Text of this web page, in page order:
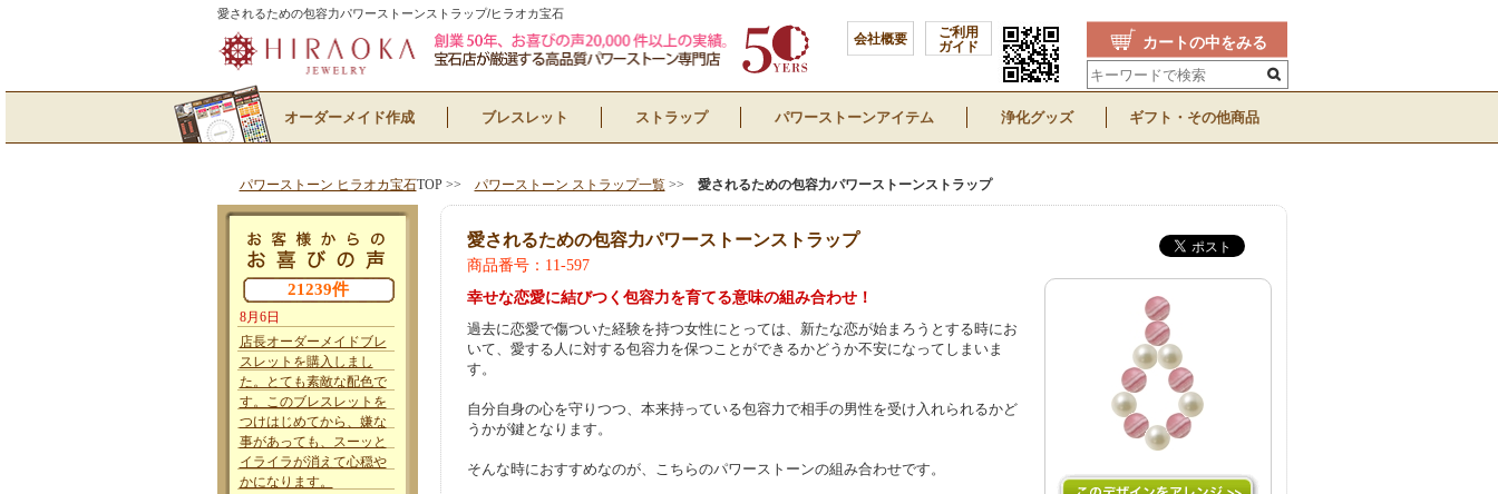
愛されるための包容力パワーストーンストラップ/ヒラオカ宝石
会社概要
ご利用
ガイド
カートの中をみる
オーダーメイド作成 ブレスレット ストラップ パワーストーンアイテム 浄化グッズ ギフト・その他商品
パワーストーン ヒラオカ宝石TOP >> パワーストーン ストラップ一覧>> 愛されるための包容力パワーストーンストラップ
21239件
8月6日
店長オーダーメイドブレ
スレットを購入しまし
た。とても素敵な配色で
す。このブレスレットを
つけはじめてから、嫌な
事があっても、スーッと
イライラが消えて心穏や
かになります。
愛されるための包容力パワーストーンストラップ
商品番号：11-597
幸せな恋愛に結びつく包容力を育てる意味の組み合わせ！
過去に恋愛で傷ついた経験を持つ女性にとっては、新たな恋が始まろうとする時にお
いて、愛する人に対する包容力を保つことができるかどうか不安になってしまいま
す。
自分自身の心を守りつつ、本来持っている包容力で相手の男性を受け入れられるかど
うかが鍵となります。
そんな時におすすめなのが、こちらのパワーストーンの組み合わせです。